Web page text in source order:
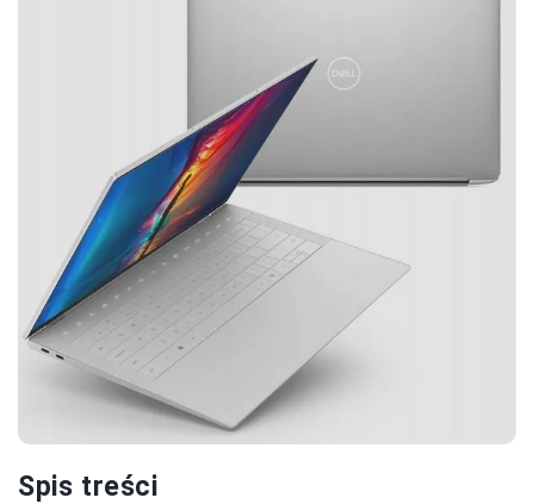
Spis treści